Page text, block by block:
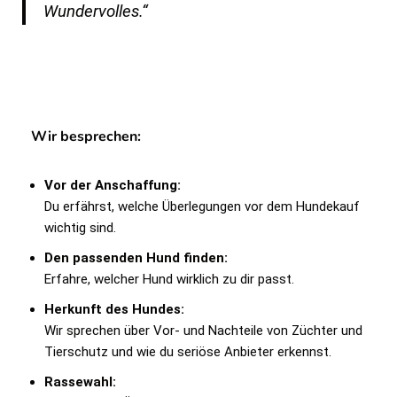
Wundervolles.“
Wir besprechen:
Vor der Anschaffung:
Du erfährst, welche Überlegungen vor dem Hundekauf
wichtig sind.
Den passenden Hund finden:
Erfahre, welcher Hund wirklich zu dir passt.
Herkunft des Hundes:
Wir sprechen über Vor- und Nachteile von Züchter und
Tierschutz und wie du seriöse Anbieter erkennst.
Rassewahl: